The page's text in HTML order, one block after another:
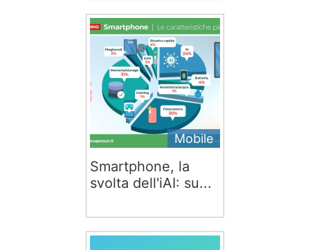
Mobile
Smartphone, la
svolta dell'iAI: su...